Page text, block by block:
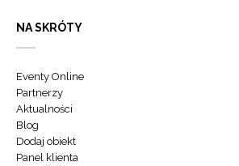
NA SKRÓTY
Eventy Online
Partnerzy
Aktualności
Blog
Dodaj obiekt
Panel klienta